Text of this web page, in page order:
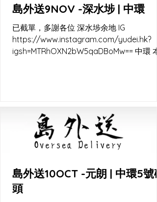
島外送9NOV -深水埗 | 中環
已截單，多謝各位 深水埗余地 IG
https://www.instagram.com/yudei.hk?
igsh=MTRhOXN2bW5qaDBoMw== 中環
靚。 外送及出爐通知 Instagram channel
https://www.instagram.com/channel/
6ADkaG-IPpnts/ WhatsApp channel
EWf6KWEKjJkJ7Jl00 WB_CC
島外送10OCT -元朗 | 中環5號
頭